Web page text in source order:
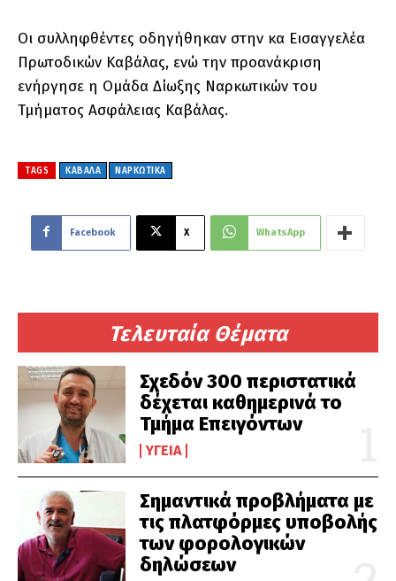
Τελευταία Θέματα
Σχεδόν 300 περιστατικά
δέχεται καθημερινά το
Τμήμα Επειγόντων
ΥΓΕΊΑ
Σημαντικά προβλήματα με
τις πλατφόρμες υποβολής
των φορολογικών
δηλώσεων
Οι συλληφθέντες οδηγήθηκαν στην κα Εισαγγελέα
Πρωτοδικών Καβάλας, ενώ την προανάκριση
ενήργησε η Ομάδα Δίωξης Ναρκωτικών του
Τμήματος Ασφάλειας Καβάλας.
TAGS ΚΑΒΑΛΑ ΝΑΡΚΩΤΙΚΑ
Facebook X WhatsApp